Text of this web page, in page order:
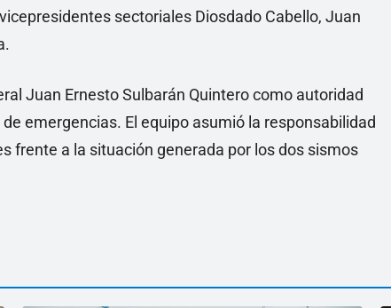
sectoriales Diosdado Cabello, Juan
Juan Ernesto Sulbarán Quintero como autoridad
emergencias. El equipo asumió la responsabilidad
frente a la situación generada por los dos sismos